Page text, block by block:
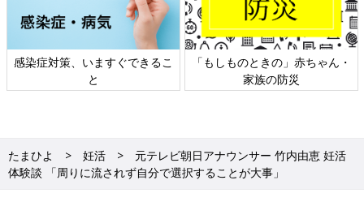
感染症対策、いますぐできるこ
と
「もしものときの」赤ちゃん・
家族の防災
たまひよ 妊活
元テレビ朝日アナウンサー 竹内由恵 妊活
体験談 「周りに流されず自分で選択することが大事」